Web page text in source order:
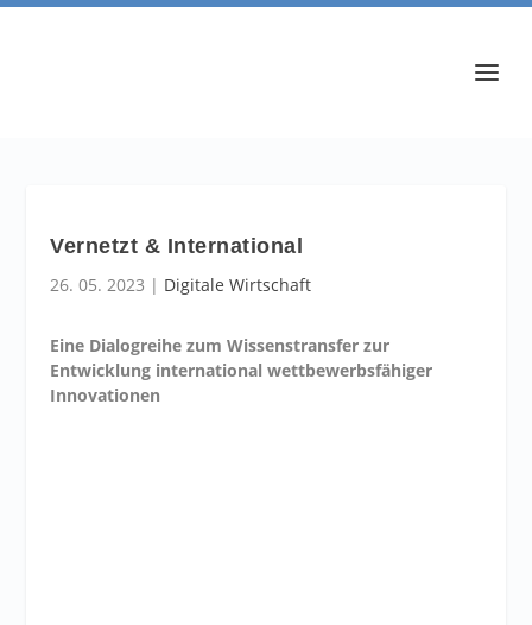
Vernetzt & International
26. 05. 2023 | Digitale Wirtschaft
Eine Dialogreihe zum Wissenstransfer zur
Entwicklung international wettbewerbsfähiger
Innovationen